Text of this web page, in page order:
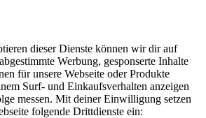
dieser Dienste können wir dir auf
Werbung, gesponserte Inhalte
für unsere Webseite oder Produkte
Surf- und Einkaufsverhalten anzeigen
messen. Mit deiner Einwilligung setzen
folgende Drittdienste ein: